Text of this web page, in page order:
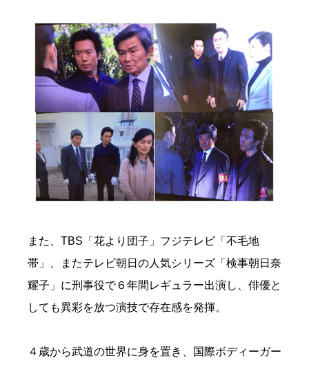
また、TBS「花より団子」フジテレビ「不毛地
帯」、またテレビ朝日の人気シリーズ「検事朝日奈
耀子」に刑事役で６年間レギュラー出演し、俳優と
しても異彩を放つ演技で存在感を発揮。
４歳から武道の世界に身を置き、国際ボディーガー